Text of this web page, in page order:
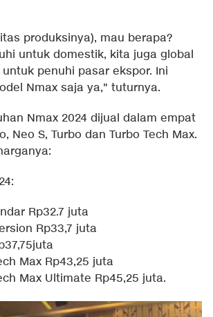
produksinya), mau berapa?
untuk domestik, kita juga global
penuhi pasar ekspor. Ini
Nmax saja ya," tuturnya.
Nmax 2024 dijual dalam empat
Neo S, Turbo dan Turbo Tech Max.
Rp32.7 juta
Rp33,7 juta
Max Rp43,25 juta
Max Ultimate Rp45,25 juta.